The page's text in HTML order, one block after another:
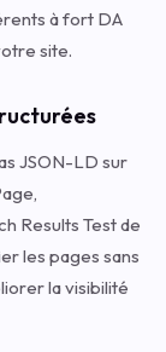
à fort DA
site.
JSON-LD sur
Results Test de
les pages sans
la visibilité